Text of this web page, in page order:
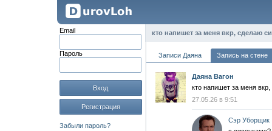
Email
Пароль
Вход
Регистрация
Забыли пароль?
кто напишет за меня вкр, сделаю
Записи Даяна Запись на стене
Даяна Вагон
кто напишет за меня вкр,
27.05.26 в 9:51
Сэр Уборщик